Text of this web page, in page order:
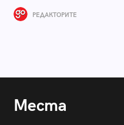
РЕДАКТОРИТЕ
Места